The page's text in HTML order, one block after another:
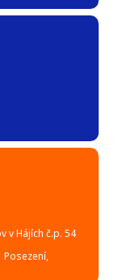
v Hájích č.p. 54
Posezení,